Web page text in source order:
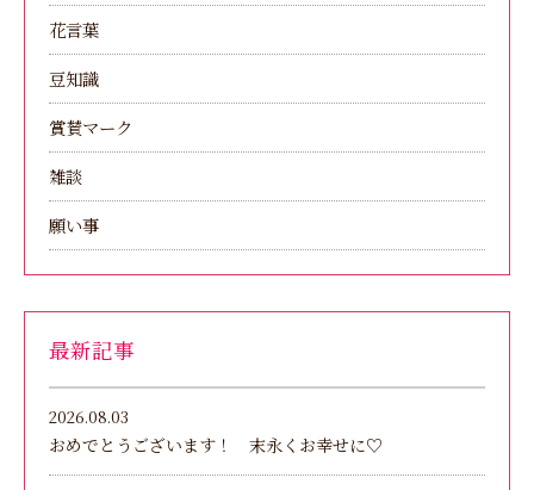
花言葉
豆知識
賞賛マーク
雑談
願い事
最新記事
2026.08.03
おめでとうございます！ 末永くお幸せに♡